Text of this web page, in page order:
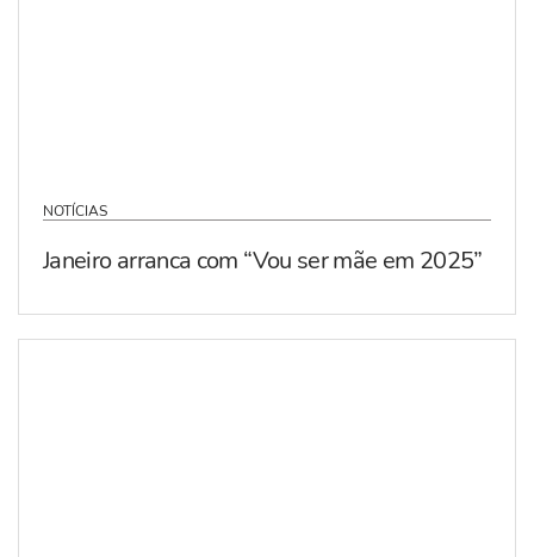
NOTÍCIAS
Janeiro arranca com “Vou ser mãe em 2025”